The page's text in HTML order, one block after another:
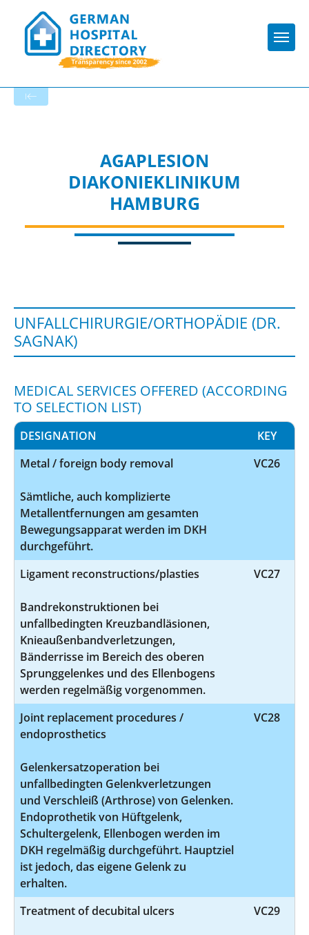
AGAPLESION
DIAKONIEKLINIKUM
HAMBURG
UNFALLCHIRURGIE/ORTHOPÄDIE (DR.
SAGNAK)
MEDICAL SERVICES OFFERED (ACCORDING
TO SELECTION LIST)
DESIGNATION
KEY
Metal / foreign body removal
Sämtliche, auch komplizierte
Metallentfernungen am gesamten
Bewegungsapparat werden im DKH
durchgeführt.
VC26
Ligament reconstructions/plasties
Bandrekonstruktionen bei
unfallbedingten Kreuzbandläsionen,
Knieaußenbandverletzungen,
Bänderrisse im Bereich des oberen
Sprunggelenkes und des Ellenbogens
werden regelmäßig vorgenommen.
VC27
Joint replacement procedures /
endoprosthetics
Gelenkersatzoperation bei
unfallbedingten Gelenkverletzungen
und Verschleiß (Arthrose) von Gelenken.
Endoprothetik von Hüftgelenk,
Schultergelenk, Ellenbogen werden im
DKH regelmäßig durchgeführt. Hauptziel
ist jedoch, das eigene Gelenk zu
erhalten.
VC28
Treatment of decubital ulcers VC29